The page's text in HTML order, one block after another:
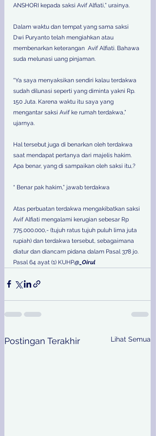
ANSHORI kepada saksi Avif Alfiati,” urainya.
Dalam waktu dan tempat yang sama saksi
Dwi Puryanto telah mengiahkan atau
membenarkan keterangan  Avif Alfiati. Bahawa
suda melunasi uang pinjaman.
“Ya saya menyaksikan sendiri kalau terdakwa
sudah dilunasi seperti yang diminta yakni Rp.
150 Juta. Karena waktu itu saya yang
mengantar saksi Avif ke rumah terdakwa,”
ujarnya.
Hal tersebut juga di benarkan oleh terdakwa
saat mendapat pertanya dari majelis hakim.
Apa benar, yang di sampaikan oleh saksi itu,?
“ Benar pak hakim,” jawab terdakwa
Atas perbuatan terdakwa mengakibatkan saksi
Avif Alfiati mengalami kerugian sebesar Rp
775.000.000,- (tujuh ratus tujuh puluh lima juta
rupiah) dan terdakwa tersebut, sebagaimana
diatur dan diancam pidana dalam Pasal 378 jo.
Pasal 64 ayat (1) KUHP.@_Oirul
Postingan Terakhir Lihat Semua